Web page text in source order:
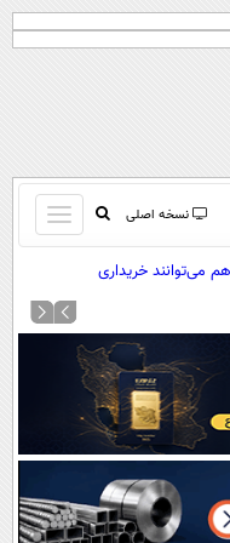
نسخه اصلی
باز
و
کردن
می‌توانند خریداری